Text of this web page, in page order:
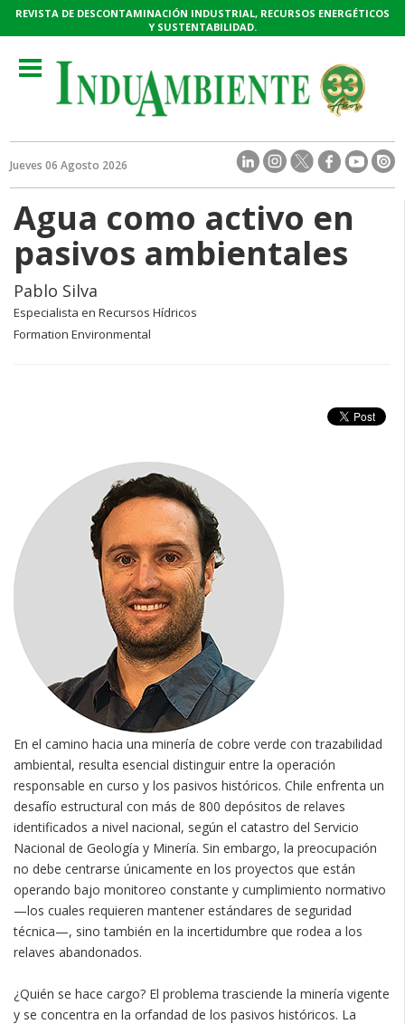
REVISTA DE DESCONTAMINACIÓN INDUSTRIAL, RECURSOS ENERGÉTICOS
Y SUSTENTABILIDAD.
Toggle
navigation
Jueves 06 Agosto 2026
Agua como activo en
pasivos ambientales
Pablo Silva
Especialista en Recursos Hídricos
Formation Environmental
En el camino hacia una minería de cobre verde con trazabilidad
ambiental, resulta esencial distinguir entre la operación
responsable en curso y los pasivos históricos. Chile enfrenta un
desafío estructural con más de 800 depósitos de relaves
identificados a nivel nacional, según el catastro del Servicio
Nacional de Geología y Minería. Sin embargo, la preocupación
no debe centrarse únicamente en los proyectos que están
operando bajo monitoreo constante y cumplimiento normativo
—los cuales requieren mantener estándares de seguridad
técnica—, sino también en la incertidumbre que rodea a los
relaves abandonados.
¿Quién se hace cargo? El problema trasciende la minería vigente
y se concentra en la orfandad de los pasivos históricos. La